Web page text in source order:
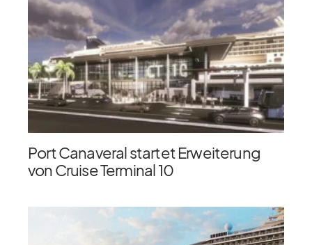
Port Canaveral startet Erweiterung
von Cruise Terminal 10